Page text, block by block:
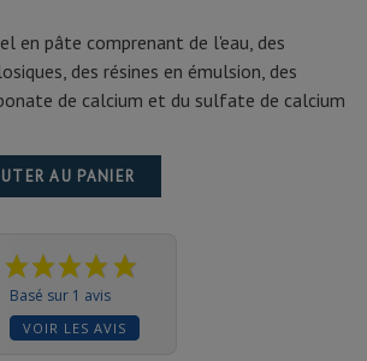
en pâte comprenant de l'eau, des
des résines en émulsion, des
de calcium et du sulfate de calcium
AU PANIER
Basé sur 1 avis
VOIR LES AVIS